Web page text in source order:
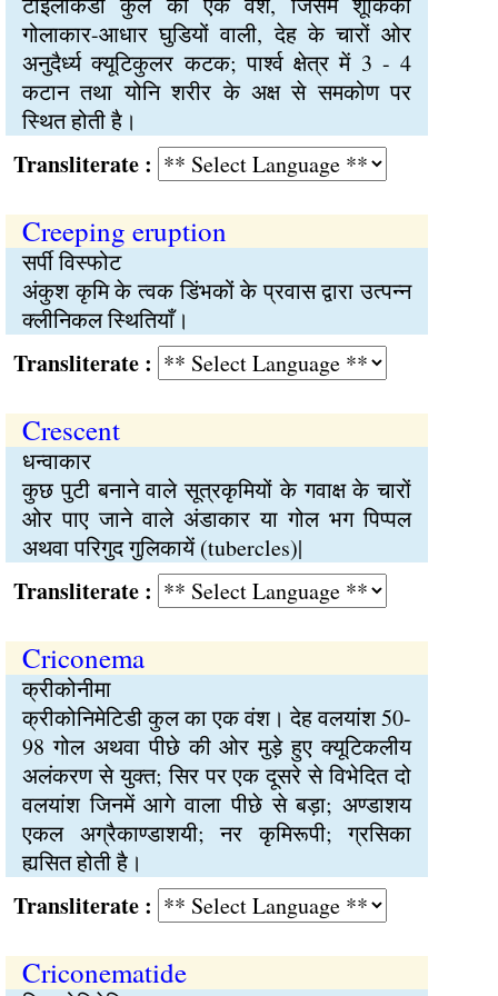
गोलाकार-आधार घुडियों वाली, देह के चारों ओर
अनुदैर्ध्य क्यूटिकुलर कटक; पार्श्व क्षेत्र में 3 - 4
कटान तथा योनि शरीर के अक्ष से समकोण पर
स्थित होती है।
:
Creeping eruption
सर्पी विस्फोट
अंकुश कृमि के त्वक डिंभकों के प्रवास द्वारा उत्पन्न
क्लीनिकल स्थितियाँ।
:
Crescent
धन्वाकार
कुछ पुटी बनाने वाले सूत्रकृमियों के गवाक्ष के चारों
ओर पाए जाने वाले अंडाकार या गोल भग पिप्पल
अथवा परिगुद गुलिकायें (tubercles)|
:
Criconema
क्रीकोनीमा
क्रीकोनिमेटिडी कुल का एक वंश। देह वलयांश 50-
98 गोल अथवा पीछे की ओर मुड़े हुए क्यूटिकलीय
अलंकरण से युक्त; सिर पर एक दूसरे से विभेदित दो
वलयांश जिनमें आगे वाला पीछे से बड़ा; अण्डाशय
एकल अग्रैकाण्डाशयी; नर कृमिरूपी; ग्रसिका
ह्यसित होती है।
:
Criconematide